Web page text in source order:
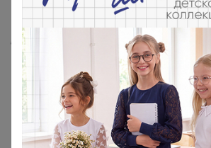
нюр@, а хосточки не могли бы
бы завтра посадила бы уже их?)))
нюр@
Мастер СП